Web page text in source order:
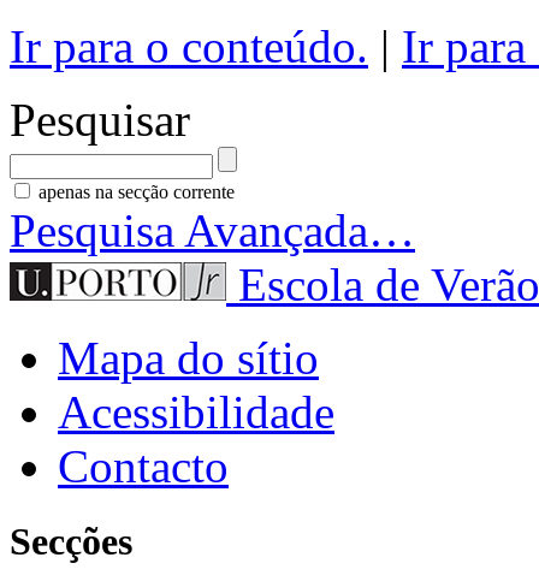
Ir para o conteúdo. | Ir para
Pesquisar
apenas na secção corrente
Pesquisa Avançada…
Escola de
Mapa do sítio
Acessibilidade
Contacto
Secções